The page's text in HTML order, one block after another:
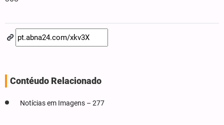
Contéudo Relacionado
Notícias em Imagens – 277